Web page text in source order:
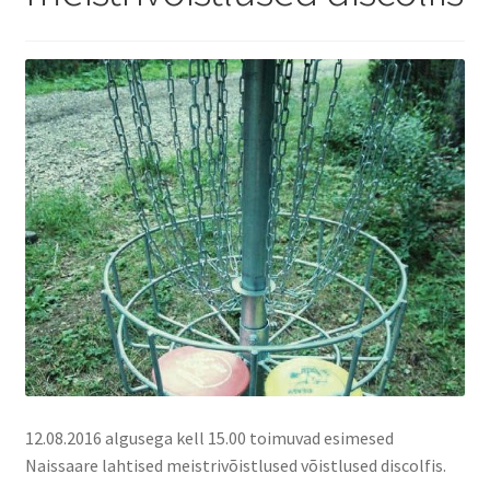
Õppepäevad
Seminarid
Suvepäevad
Talvepäevad
Ürituste korraldamine
Info
Ajaloost
12.08.2016 algusega kell 15.00 toimuvad esimesed
Naissaare lahtised meistrivõistlused võistlused discolfis.